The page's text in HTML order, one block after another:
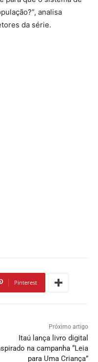
analisa
da série.
Pinterest
Próximo artigo
Itaú lança livro digital
na campanha “Leia
para Uma Criança”